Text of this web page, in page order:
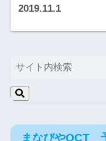
2019.11.1
まなびやOCT